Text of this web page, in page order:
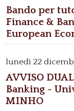
Bando per
Finance &
European
lunedì 22
AVVISO
Banking -
MINHO